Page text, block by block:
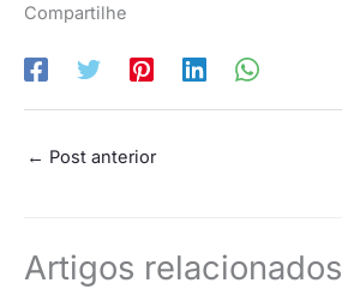
Compartilhe
← Post anterior
Artigos relacionados